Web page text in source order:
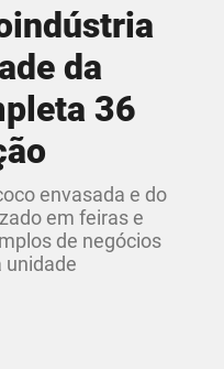
da
36
envasada e do
em feiras e
de negócios
unidade